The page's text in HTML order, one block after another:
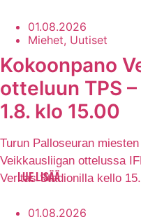
01.08.2026
Miehet, Uutiset
Kokoonpano
otteluun TPS
1.8. klo 15.00
Turun Palloseuran
Veikkausliigan ottelussa
Veritas Stadionilla kello
LUE LISÄÄ
01.08.2026